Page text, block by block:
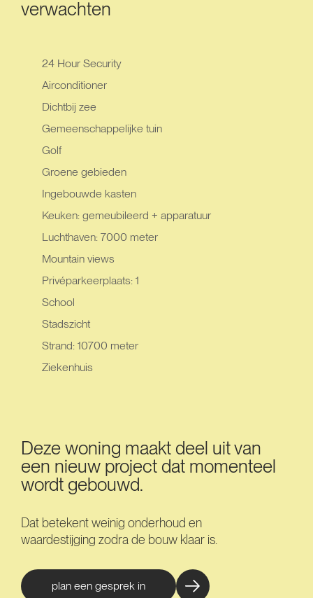
verwachten
24 Hour Security
Airconditioner
Dichtbij zee
Gemeenschappelijke tuin
Golf
Groene gebieden
Ingebouwde kasten
Keuken: gemeubileerd + apparatuur
Luchthaven: 7000 meter
Mountain views
Privéparkeerplaats: 1
School
Stadszicht
Strand: 10700 meter
Ziekenhuis
Deze woning maakt deel uit van
een nieuw project dat momenteel
wordt gebouwd.
Dat betekent weinig onderhoud en
waardestijging zodra de bouw klaar is.
plan een gesprek in